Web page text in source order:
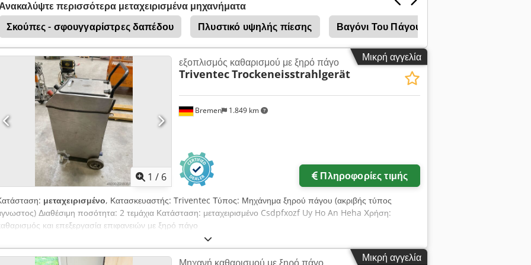
περισσότερα μεταχειρισμένα μηχανήματα
Σκούπες - σφουγγαρίστρες δαπέδου
Πλυστικό υψηλής πίεσης Βαγόνι Του Πάγου
Μικρή αγγελία
1 / 6
Bremen 1.849 km
εξοπλισμός καθαρισμού με ξηρό πάγο
TriventecTrockeneisstrahlgerät
Πληροφορίες τιμής
μεταχειρισμένο, Κατασκευαστής: Triventec Τύπος: Μηχάνημα ξηρού πάγου (ακριβής τύπος
Διαθέσιμη ποσότητα: 2 τεμάχια Κατάσταση: μεταχειρισμένο Csdpfxozf Uy Ho An Heha Χρήση:
και επεξεργασία επιφανειών με ξηρό πάγο
Μικρή αγγελία